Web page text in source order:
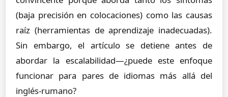
(baja precisión en colocaciones) como las causas
raíz (herramientas de aprendizaje inadecuadas).
Sin embargo, el artículo se detiene antes de
abordar la escalabilidad—¿puede este enfoque
funcionar para pares de idiomas más allá del
inglés-rumano?